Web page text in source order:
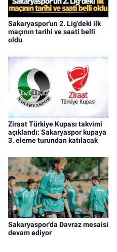
Sakaryaspor'un 2. Lig'deki ilk
maçının tarihi ve saati belli
oldu
Ziraat Türkiye Kupası takvimi
açıklandı: Sakaryaspor kupaya
3. eleme turundan katılacak
Sakaryaspor'da Davraz mesaisi
devam ediyor